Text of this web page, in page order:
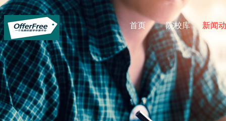
首页 院校库 新闻